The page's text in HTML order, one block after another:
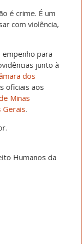
é crime. É um
com violência,
para
junto à
dos
oficiais aos
Minas
Gerais.
Humanos da